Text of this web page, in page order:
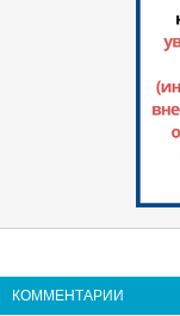
КОММЕНТАРИИ